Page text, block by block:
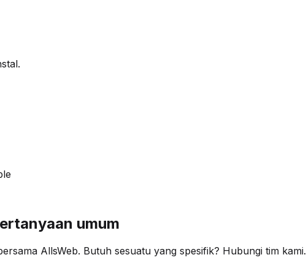
umum
AllsWeb. Butuh sesuatu yang spesifik? Hubungi tim kami.